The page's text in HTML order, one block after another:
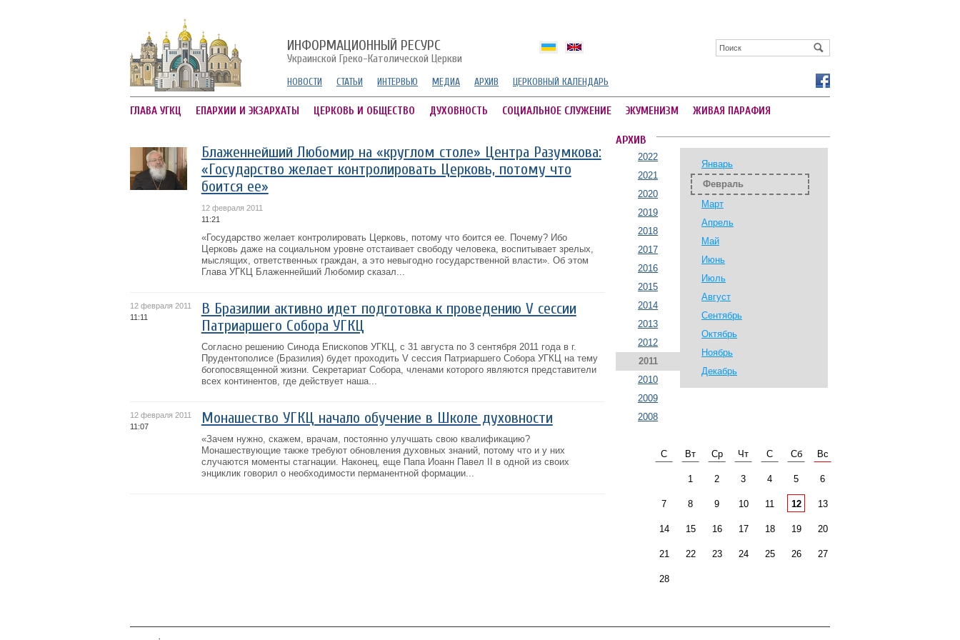
ИНФОРМАЦИОННЫЙ РЕСУРС
Украинской Греко-Католической Церкви
НОВОСТИ СТАТЬИ ИНТЕРВЬЮ МЕДИА АРХИВ ЦЕРКОВНЫЙ КАЛЕНДАРЬ
ГЛАВА УГКЦ ЕПАРХИИ И ЭКЗАРХАТЫ ЦЕРКОВЬ И ОБЩЕСТВО ДУХОВНОСТЬ СОЦИАЛЬНОЕ СЛУЖЕНИЕ ЭКУМЕНИЗМ ЖИВАЯ ПАРАФИЯ
Блаженнейший Любомир на «круглом столе» Центра Разумкова:
«Государство желает контролировать Церковь, потому что
боится ее»
12 февраля 2011
11:21
«Государство желает контролировать Церковь, потому что боится ее. Почему? Ибо
Церковь даже на социальном уровне отстаивает свободу человека, воспитывает зрелых,
мыслящих, ответственных граждан, а это невыгодно государственной власти». Об этом
Глава УГКЦ Блаженнейший Любомир сказал...
12 февраля 2011
11:11
В Бразилии активно идет подготовка к проведению V сессии
Патриаршего Собора УГКЦ
Согласно решению Синода Епископов УГКЦ, с 31 августа по 3 сентября 2011 года в г.
Прудентополисе (Бразилия) будет проходить V сессия Патриаршего Собора УГКЦ на тему
богопосвященной жизни. Секретариат Собора, членами которого являются представители
всех континентов, где действует наша...
12 февраля 2011
11:07
Монашество УГКЦ начало обучение в Школе духовности
«Зачем нужно, скажем, врачам, постоянно улучшать свою квалификацию?
Монашествующие также требуют обновления духовных знаний, потому что и у них
случаются моменты стагнации. Наконец, еще Папа Иоанн Павел II в одной из своих
энциклик говорил о необходимости перманентной формации...
АРХИВ
2022
2021
2020
2019
2018
2017
2016
2015
2014
2013
2012
2011
2010
2009
2008
Январь
Февраль
Март
Апрель
Май
Июнь
Июль
Август
Сентябрь
Октябрь
Ноябрь
Декабрь
С Вт Ср Чт С Сб Вс
1 2 3 4 5 6
7 8 9 10 11 12 13
14 15 16 17 18 19 20
21 22 23 24 25 26 27
28